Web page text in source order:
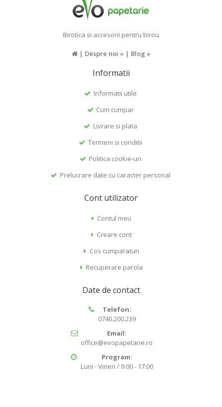
Birotica si accesorii pentru birou
| Despre noi » | Blog »
Informatii
Informatii utile
Cum cumpar
Livrare si plata
Termeni si conditii
Politica cookie-uri
Prelucrare date cu caracter personal
Cont utilizator
Contul meu
Creare cont
Cos cumparaturi
Recuperare parola
Date de contact
Telefon:
0740.200.239
Email:
office@evopapetarie.ro
Program:
Luni - Vineri / 9:00 - 17:00